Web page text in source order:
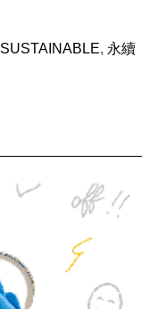
SUSTAINABLE, 永續